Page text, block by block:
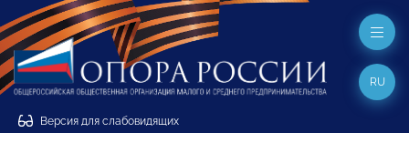
Версия для слабовидящих
RU